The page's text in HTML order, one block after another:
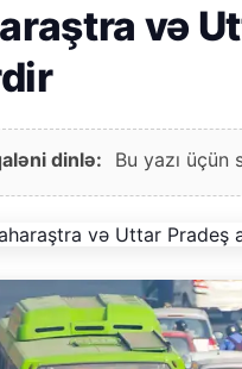
və
dinlə: Bu yazı üçün